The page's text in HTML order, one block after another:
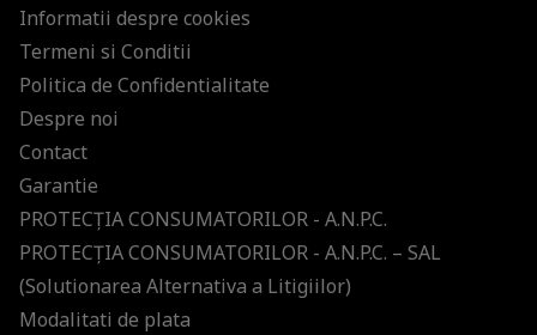
Informatii despre cookies
Termeni si Conditii
Politica de Confidentialitate
Despre noi
Contact
Garantie
PROTECŢIA CONSUMATORILOR - A.N.P.C.
PROTECŢIA CONSUMATORILOR - A.N.P.C. – SAL
(Solutionarea Alternativa a Litigiilor)
Modalitati de plata